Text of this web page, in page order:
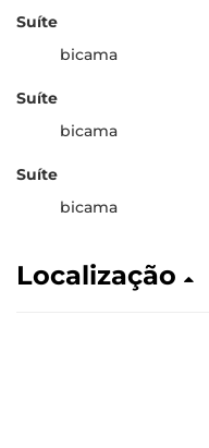
Suíte
bicama
Suíte
bicama
Suíte
bicama
Localização